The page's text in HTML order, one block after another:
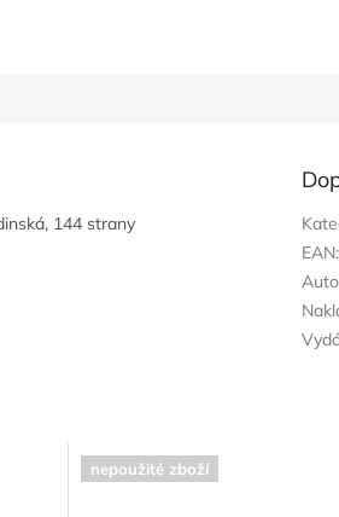
144 strany
EAN:
nepoužité zboží